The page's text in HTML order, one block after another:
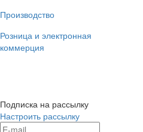
Производство
Розница и электронная
коммерция
Подписка на рассылку
Настроить рассылку